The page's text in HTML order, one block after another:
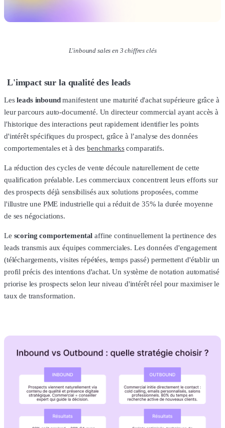
L'inbound sales en 3 chiffres clés
L'impact sur la qualité des leads
Lesleads inboundmanifestent une maturité d'achat supérieure grâce à
leur parcours auto-documenté. Un directeur commercial ayant accès à
l'historique des interactions peut rapidement identifier les points
d'intérêt spécifiques du prospect, grâce à l’analyse des données
comportementales et à desbenchmarkscomparatifs.
La réduction des cycles de vente découle naturellement de cette
qualification préalable. Les commerciaux concentrent leurs efforts sur
des prospects déjà sensibilisés aux solutions proposées, comme
l'illustre une PME industrielle qui a réduit de 35% la durée moyenne
de ses négociations.
Le scoring comportemental affine continuellement la pertinence des
leads transmis aux équipes commerciales. Les données d'engagement
(téléchargements, visites répétées, temps passé) permettent d'établir un
profil précis des intentions d'achat. Un système de notation automatisé
priorise les prospects selon leur niveau d'intérêt réel pour maximiser le
taux de transformation.